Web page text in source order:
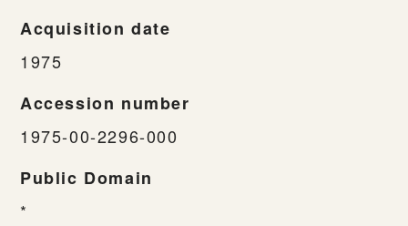
Acquisition date
1975
Accession number
1975-00-2296-000
Public Domain
*